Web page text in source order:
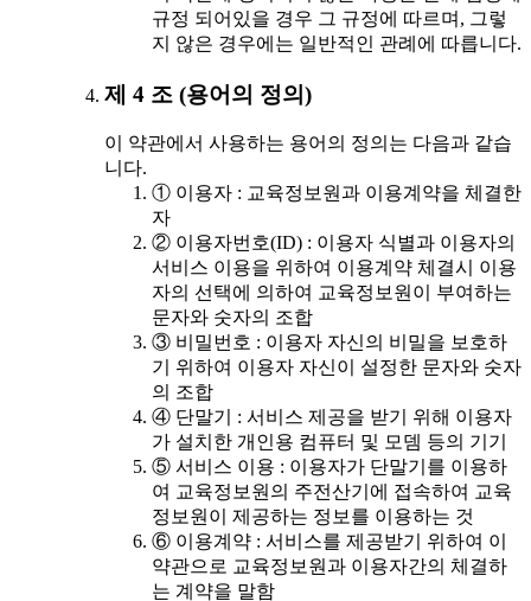
규정 되어있을 경우 그 규정에 따르며, 그렇
지 않은 경우에는 일반적인 관례에 따릅니다.
제 4 조 (용어의 정의)
이 약관에서 사용하는 용어의 정의는 다음과 같습
니다.
① 이용자 : 교육정보원과 이용계약을 체결한
자
② 이용자번호(ID) : 이용자 식별과 이용자의
서비스 이용을 위하여 이용계약 체결시 이용
자의 선택에 의하여 교육정보원이 부여하는
문자와 숫자의 조합
③ 비밀번호 : 이용자 자신의 비밀을 보호하
기 위하여 이용자 자신이 설정한 문자와 숫자
의 조합
④ 단말기 : 서비스 제공을 받기 위해 이용자
가 설치한 개인용 컴퓨터 및 모뎀 등의 기기
⑤ 서비스 이용 : 이용자가 단말기를 이용하
여 교육정보원의 주전산기에 접속하여 교육
정보원이 제공하는 정보를 이용하는 것
⑥ 이용계약 : 서비스를 제공받기 위하여 이
약관으로 교육정보원과 이용자간의 체결하
는 계약을 말함